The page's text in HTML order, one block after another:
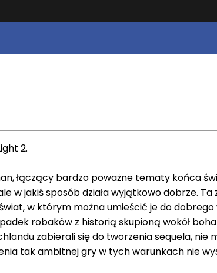
2.
łączący bardzo poważne tematy końca
w jakiś sposób działa wyjątkowo dobrze.
w którym można umieścić je do dobrego
robaków z historią skupioną wokół
zabierali się do tworzenia sequela,
tak ambitnej gry w tych warunkach nie